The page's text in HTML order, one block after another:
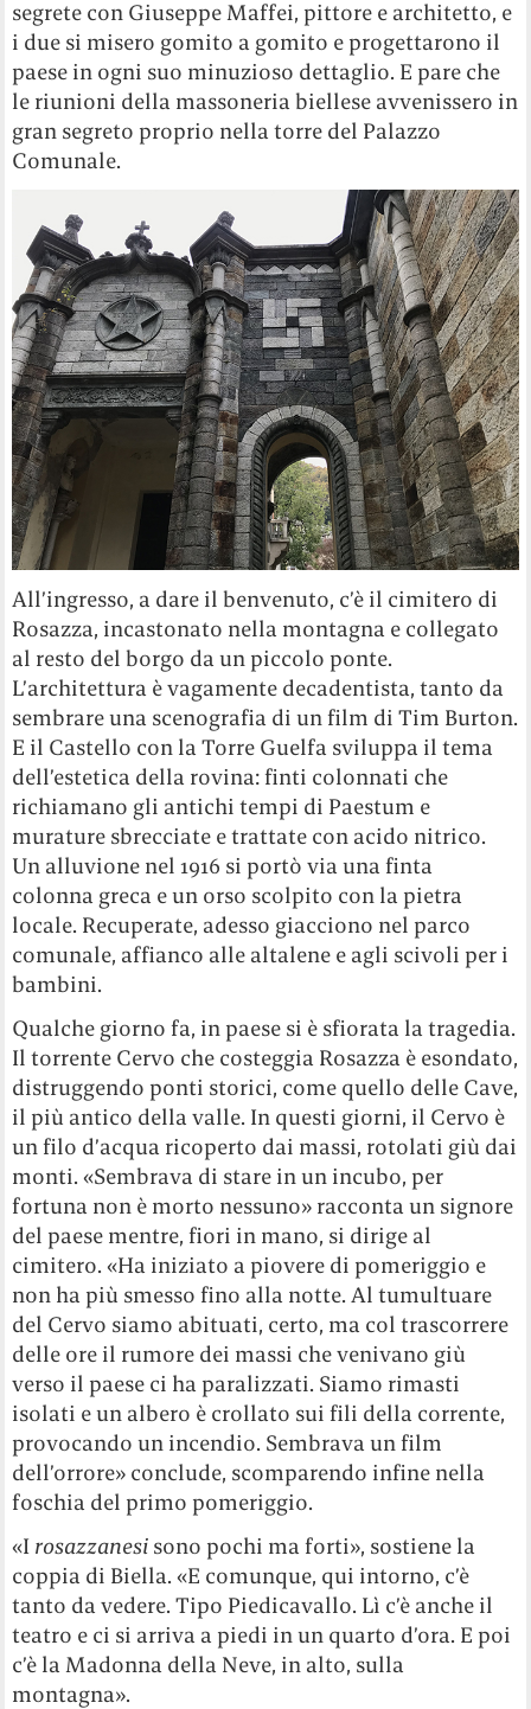
segrete con Giuseppe Maffei, pittore e architetto, e
i due si misero gomito a gomito e progettarono il
paese in ogni suo minuzioso dettaglio. E pare che
le riunioni della massoneria biellese avvenissero in
gran segreto proprio nella torre del Palazzo
Comunale.
All’ingresso, a dare il benvenuto, c’è il cimitero di
Rosazza, incastonato nella montagna e collegato
al resto del borgo da un piccolo ponte.
L’architettura è vagamente decadentista, tanto da
sembrare una scenografia di un film di Tim Burton.
E il Castello con la Torre Guelfa sviluppa il tema
dell’estetica della rovina: finti colonnati che
richiamano gli antichi tempi di Paestum e
murature sbrecciate e trattate con acido nitrico.
Un alluvione nel 1916 si portò via una finta
colonna greca e un orso scolpito con la pietra
locale. Recuperate, adesso giacciono nel parco
comunale, affianco alle altalene e agli scivoli per i
bambini.
Qualche giorno fa, in paese si è sfiorata la tragedia.
Il torrente Cervo che costeggia Rosazza è esondato,
distruggendo ponti storici, come quello delle Cave,
il più antico della valle. In questi giorni, il Cervo è
un filo d’acqua ricoperto dai massi, rotolati giù dai
monti. «Sembrava di stare in un incubo, per
fortuna non è morto nessuno» racconta un signore
del paese mentre, fiori in mano, si dirige al
cimitero. «Ha iniziato a piovere di pomeriggio e
non ha più smesso fino alla notte. Al tumultuare
del Cervo siamo abituati, certo, ma col trascorrere
delle ore il rumore dei massi che venivano giù
verso il paese ci ha paralizzati. Siamo rimasti
isolati e un albero è crollato sui fili della corrente,
provocando un incendio. Sembrava un film
dell’orrore» conclude, scomparendo infine nella
foschia del primo pomeriggio.
«I rosazzanesi sono pochi ma forti», sostiene la
coppia di Biella. «E comunque, qui intorno, c’è
tanto da vedere. Tipo Piedicavallo. Lì c’è anche il
teatro e ci si arriva a piedi in un quarto d’ora. E poi
c’è la Madonna della Neve, in alto, sulla
montagna».